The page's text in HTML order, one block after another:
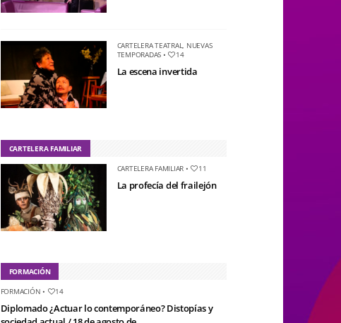
CARTELERA TEATRAL, NUEVAS
TEMPORADAS • 14
La escena invertida
CARTELERA FAMILIAR
CARTELERA FAMILIAR • 11
La profecía del frailejón
FORMACIÓN
FORMACIÓN • 14
Diplomado ¿Actuar lo contemporáneo? Distopías y